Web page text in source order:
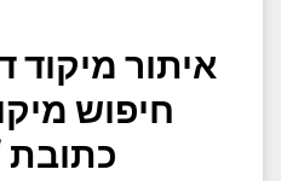
איתור מיקוד
חיפוש
כתובת